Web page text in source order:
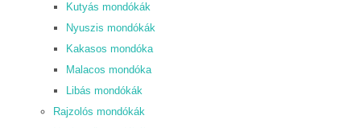
Kutyás mondókák
Nyuszis mondókák
Kakasos mondóka
Malacos mondóka
Libás mondókák
Rajzolós mondókák